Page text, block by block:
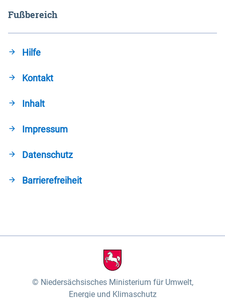
Fußbereich
Hilfe
Kontakt
Inhalt
Impressum
Datenschutz
Barrierefreiheit
Niedersächsisches Ministerium für Umwelt,
Energie und Klimaschutz